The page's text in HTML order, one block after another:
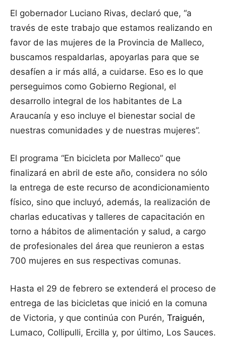
El gobernador Luciano Rivas, declaró que, “a
través de este trabajo que estamos realizando en
favor de las mujeres de la Provincia de Malleco,
buscamos respaldarlas, apoyarlas para que se
desafíen a ir más allá, a cuidarse. Eso es lo que
perseguimos como Gobierno Regional, el
desarrollo integral de los habitantes de La
Araucanía y eso incluye el bienestar social de
nuestras comunidades y de nuestras mujeres”.
El programa “En bicicleta por Malleco” que
finalizará en abril de este año, considera no sólo
la entrega de este recurso de acondicionamiento
físico, sino que incluyó, además, la realización de
charlas educativas y talleres de capacitación en
torno a hábitos de alimentación y salud, a cargo
de profesionales del área que reunieron a estas
700 mujeres en sus respectivas comunas.
Hasta el 29 de febrero se extenderá el proceso de
entrega de las bicicletas que inició en la comuna
de Victoria, y que continúa con Purén, Traiguén,
Lumaco, Collipulli, Ercilla y, por último, Los Sauces.